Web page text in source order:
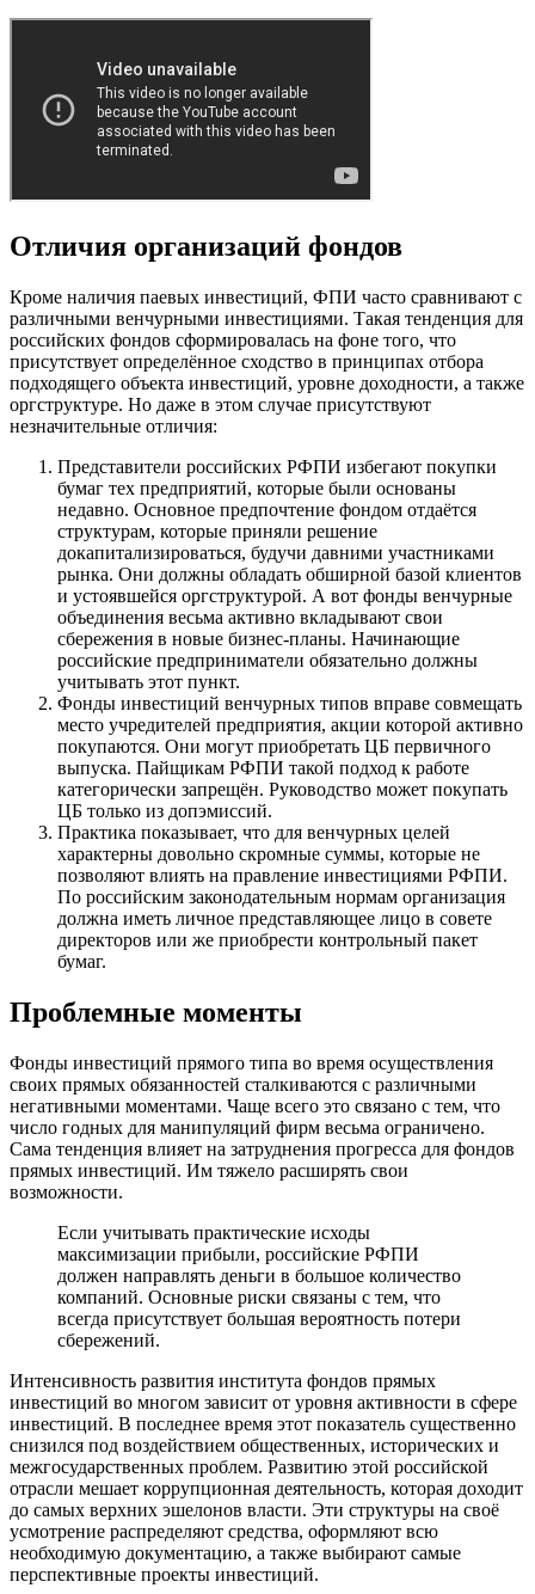
Отличия организаций фондов
Кроме наличия паевых инвестиций, ФПИ часто сравнивают с
различными венчурными инвестициями. Такая тенденция для
российских фондов сформировалась на фоне того, что
присутствует определённое сходство в принципах отбора
подходящего объекта инвестиций, уровне доходности, а также
оргструктуре. Но даже в этом случае присутствуют
незначительные отличия:
Представители российских РФПИ избегают покупки
бумаг тех предприятий, которые были основаны
недавно. Основное предпочтение фондом отдаётся
структурам, которые приняли решение
докапитализироваться, будучи давними участниками
рынка. Они должны обладать обширной базой клиентов
и устоявшейся оргструктурой. А вот фонды венчурные
объединения весьма активно вкладывают свои
сбережения в новые бизнес-планы. Начинающие
российские предприниматели обязательно должны
учитывать этот пункт.
Фонды инвестиций венчурных типов вправе совмещать
место учредителей предприятия, акции которой активно
покупаются. Они могут приобретать ЦБ первичного
выпуска. Пайщикам РФПИ такой подход к работе
категорически запрещён. Руководство может покупать
ЦБ только из допэмиссий.
Практика показывает, что для венчурных целей
характерны довольно скромные суммы, которые не
позволяют влиять на правление инвестициями РФПИ.
По российским законодательным нормам организация
должна иметь личное представляющее лицо в совете
директоров или же приобрести контрольный пакет
бумаг.
Проблемные моменты
Фонды инвестиций прямого типа во время осуществления
своих прямых обязанностей сталкиваются с различными
негативными моментами. Чаще всего это связано с тем, что
число годных для манипуляций фирм весьма ограничено.
Сама тенденция влияет на затруднения прогресса для фондов
прямых инвестиций. Им тяжело расширять свои
возможности.
Если учитывать практические исходы
максимизации прибыли, российские РФПИ
должен направлять деньги в большое количество
компаний. Основные риски связаны с тем, что
всегда присутствует большая вероятность потери
сбережений.
Интенсивность развития института фондов прямых
инвестиций во многом зависит от уровня активности в сфере
инвестиций. В последнее время этот показатель существенно
снизился под воздействием общественных, исторических и
межгосударственных проблем. Развитию этой российской
отрасли мешает коррупционная деятельность, которая доходит
до самых верхних эшелонов власти. Эти структуры на своё
усмотрение распределяют средства, оформляют всю
необходимую документацию, а также выбирают самые
перспективные проекты инвестиций.